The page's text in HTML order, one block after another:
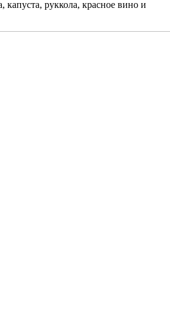
капуста, руккола, красное вино и